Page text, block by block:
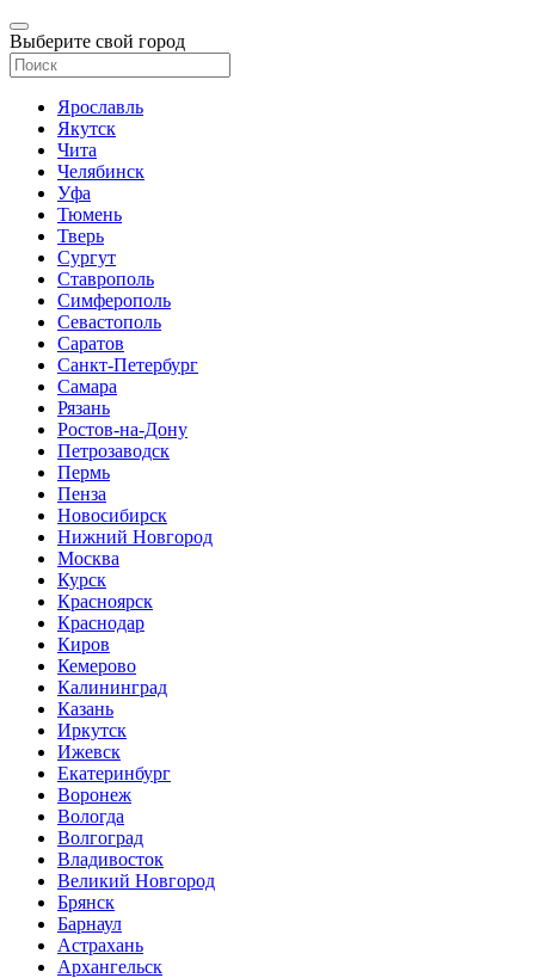
Выберите свой город
Ярославль
Якутск
Чита
Челябинск
Уфа
Тюмень
Тверь
Сургут
Ставрополь
Симферополь
Севастополь
Саратов
Санкт-Петербург
Самара
Рязань
Ростов-на-Дону
Петрозаводск
Пермь
Пенза
Новосибирск
Нижний Новгород
Москва
Курск
Красноярск
Краснодар
Киров
Кемерово
Калининград
Казань
Иркутск
Ижевск
Екатеринбург
Воронеж
Вологда
Волгоград
Владивосток
Великий Новгород
Брянск
Барнаул
Астрахань
Архангельск